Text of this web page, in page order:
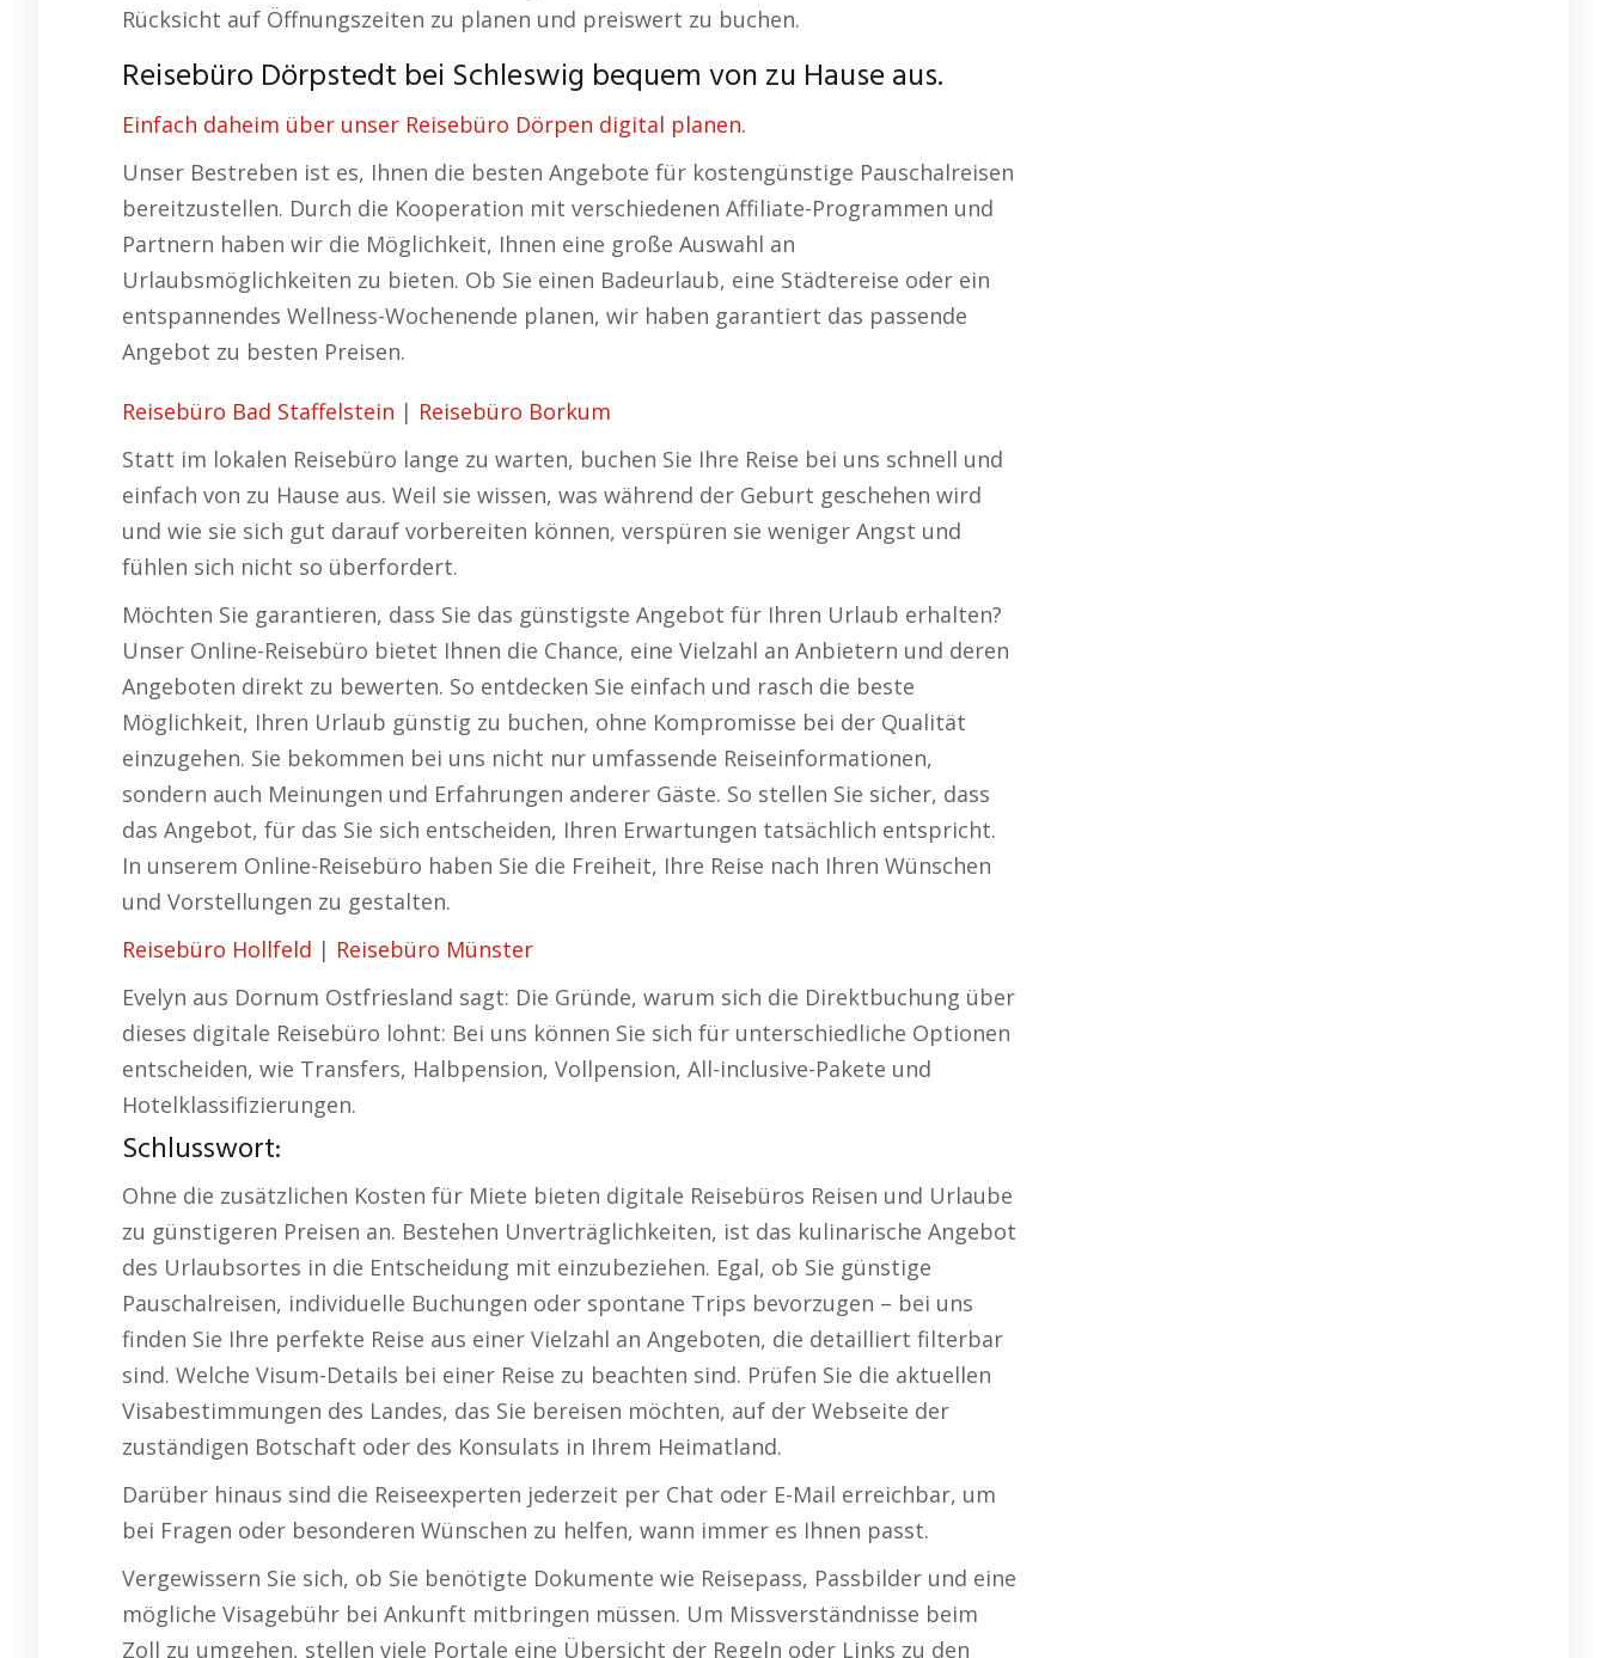
Rücksicht auf Öffnungszeiten zu planen und preiswert zu buchen.
Reisebüro Dörpstedt bei Schleswig bequem von zu Hause aus.
Einfach daheim über unser Reisebüro Dörpen digital planen.
Unser Bestreben ist es, Ihnen die besten Angebote für kostengünstige Pauschalreisen
bereitzustellen. Durch die Kooperation mit verschiedenen Affiliate-Programmen und
Partnern haben wir die Möglichkeit, Ihnen eine große Auswahl an
Urlaubsmöglichkeiten zu bieten. Ob Sie einen Badeurlaub, eine Städtereise oder ein
entspannendes Wellness-Wochenende planen, wir haben garantiert das passende
Angebot zu besten Preisen.
Reisebüro Bad Staffelstein | Reisebüro Borkum
Statt im lokalen Reisebüro lange zu warten, buchen Sie Ihre Reise bei uns schnell und
einfach von zu Hause aus. Weil sie wissen, was während der Geburt geschehen wird
und wie sie sich gut darauf vorbereiten können, verspüren sie weniger Angst und
fühlen sich nicht so überfordert.
Möchten Sie garantieren, dass Sie das günstigste Angebot für Ihren Urlaub erhalten?
Unser Online-Reisebüro bietet Ihnen die Chance, eine Vielzahl an Anbietern und deren
Angeboten direkt zu bewerten. So entdecken Sie einfach und rasch die beste
Möglichkeit, Ihren Urlaub günstig zu buchen, ohne Kompromisse bei der Qualität
einzugehen. Sie bekommen bei uns nicht nur umfassende Reiseinformationen,
sondern auch Meinungen und Erfahrungen anderer Gäste. So stellen Sie sicher, dass
das Angebot, für das Sie sich entscheiden, Ihren Erwartungen tatsächlich entspricht.
In unserem Online-Reisebüro haben Sie die Freiheit, Ihre Reise nach Ihren Wünschen
und Vorstellungen zu gestalten.
Reisebüro Hollfeld | Reisebüro Münster
Evelyn aus Dornum Ostfriesland sagt: Die Gründe, warum sich die Direktbuchung über
dieses digitale Reisebüro lohnt: Bei uns können Sie sich für unterschiedliche Optionen
entscheiden, wie Transfers, Halbpension, Vollpension, All-inclusive-Pakete und
Hotelklassifizierungen.
Schlusswort:
Ohne die zusätzlichen Kosten für Miete bieten digitale Reisebüros Reisen und Urlaube
zu günstigeren Preisen an. Bestehen Unverträglichkeiten, ist das kulinarische Angebot
des Urlaubsortes in die Entscheidung mit einzubeziehen. Egal, ob Sie günstige
Pauschalreisen, individuelle Buchungen oder spontane Trips bevorzugen – bei uns
finden Sie Ihre perfekte Reise aus einer Vielzahl an Angeboten, die detailliert filterbar
sind. Welche Visum-Details bei einer Reise zu beachten sind. Prüfen Sie die aktuellen
Visabestimmungen des Landes, das Sie bereisen möchten, auf der Webseite der
zuständigen Botschaft oder des Konsulats in Ihrem Heimatland.
Darüber hinaus sind die Reiseexperten jederzeit per Chat oder E-Mail erreichbar, um
bei Fragen oder besonderen Wünschen zu helfen, wann immer es Ihnen passt.
Vergewissern Sie sich, ob Sie benötigte Dokumente wie Reisepass, Passbilder und eine
mögliche Visagebühr bei Ankunft mitbringen müssen. Um Missverständnisse beim
Zoll zu umgehen, stellen viele Portale eine Übersicht der Regeln oder Links zu den